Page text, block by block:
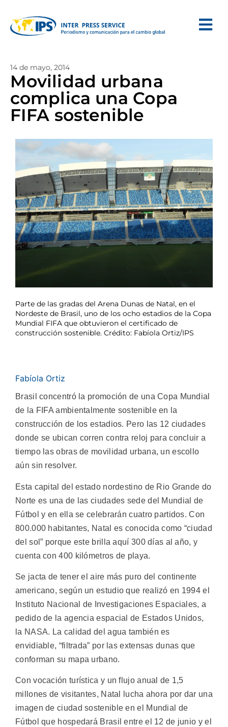
14 de mayo, 2014
Movilidad urbana
complica una Copa
FIFA sostenible
Parte de las gradas del Arena Dunas de Natal, en el
Nordeste de Brasil, uno de los ocho estadios de la Copa
Mundial FIFA que obtuvieron el certificado de
construcción sostenible. Crédito: Fabíola Ortiz/IPS
Fabíola Ortiz
Brasil concentró la promoción de una Copa Mundial
de la FIFA ambientalmente sostenible en la
construcción de los estadios. Pero las 12 ciudades
donde se ubican corren contra reloj para concluir a
tiempo las obras de movilidad urbana, un escollo
aún sin resolver.
Esta capital del estado nordestino de Rio Grande do
Norte es una de las ciudades sede del Mundial de
Fútbol y en ella se celebrarán cuatro partidos. Con
800.000 habitantes, Natal es conocida como “ciudad
del sol” porque este brilla aquí 300 días al año, y
cuenta con 400 kilómetros de playa.
Se jacta de tener el aire más puro del continente
americano, según un estudio que realizó en 1994 el
Instituto Nacional de Investigaciones Espaciales, a
pedido de la agencia espacial de Estados Unidos,
la NASA. La calidad del agua también es
envidiable, “filtrada” por las extensas dunas que
conforman su mapa urbano.
Con vocación turística y un flujo anual de 1,5
millones de visitantes, Natal lucha ahora por dar una
imagen de ciudad sostenible en el Mundial de
Fútbol que hospedará Brasil entre el 12 de junio y el